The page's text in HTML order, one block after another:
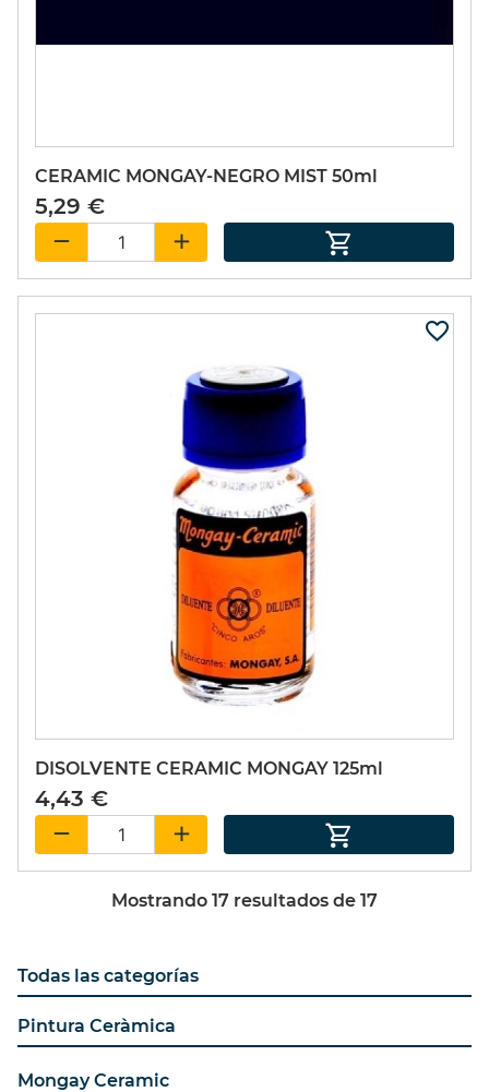
Todas las categorías
Pintura Ceràmica
Mongay Ceramic
CERAMIC MONGAY-NEGRO MIST 50ml
5,29 €
DISOLVENTE CERAMIC MONGAY 125ml
4,43 €
Mostrando 17 resultados de 17